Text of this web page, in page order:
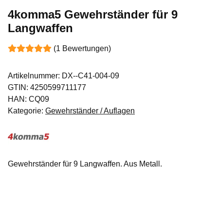
4komma5 Gewehrständer für 9
Langwaffen
(1 Bewertungen)
Artikelnummer: DX--C41-004-09
GTIN: 4250599711177
HAN: CQ09
Kategorie: Gewehrständer / Auflagen
Gewehrständer für 9 Langwaffen. Aus Metall.